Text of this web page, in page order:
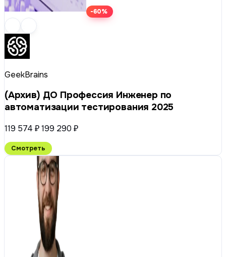
-60%
GeekBrains
(Архив) ДО Профессия Инженер по
автоматизации тестирования 2025
119 574 ₽199 290 ₽
Смотреть